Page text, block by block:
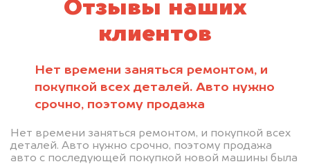
Отзывы наших
клиентов
Нет времени заняться ремонтом, и
покупкой всех деталей. Авто нужно
срочно, поэтому продажа
Нет времени заняться ремонтом, и покупкой всех
деталей. Авто нужно срочно, поэтому продажа
авто с последующей покупкой новой машины была